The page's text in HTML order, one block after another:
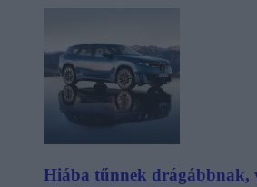
Hiába tűnnek drágábbnak,